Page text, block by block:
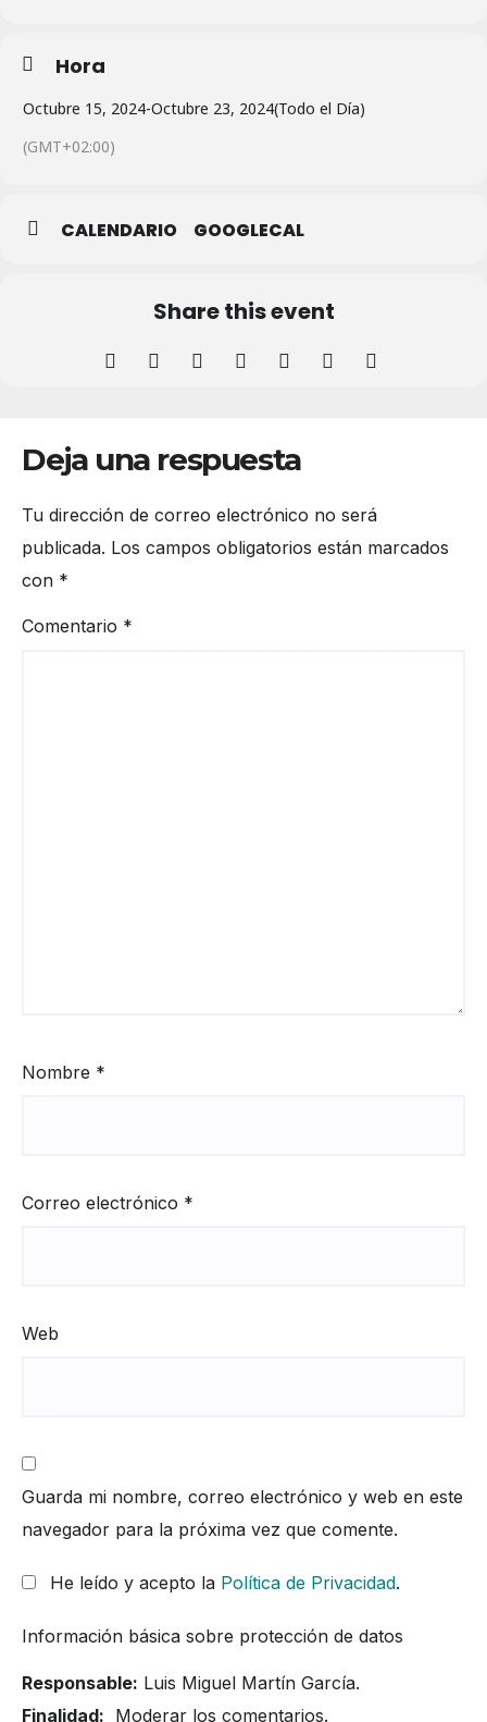
Hora
Octubre 15, 2024-Octubre 23, 2024(Todo el Día)
(GMT+02:00)
CALENDARIO GOOGLECAL
Share this event
Deja una respuesta
Tu dirección de correo electrónico no será
publicada. Los campos obligatorios están marcados
con *
Comentario *
Nombre *
Correo electrónico *
Web
Guarda mi nombre, correo electrónico y web en este
navegador para la próxima vez que comente.
He leído y acepto la Política de Privacidad.
Información básica sobre protección de datos
Responsable: Luis Miguel Martín García.
Finalidad: Moderar los comentarios.